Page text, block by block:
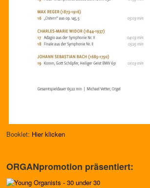
Booklet: Hier klicken
ORGANpromotion präsentiert: